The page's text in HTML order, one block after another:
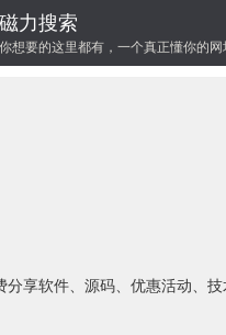
磁力搜索
你想要的这里都有，一个真正懂你的网
分享软件、源码、优惠活动、